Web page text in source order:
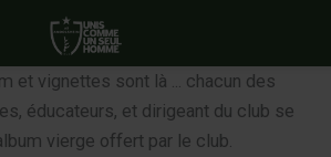
et vignettes sont là ... chacun des
éducateurs, et dirigeant du club se
vierge offert par le club.